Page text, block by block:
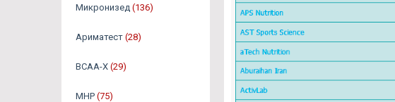
Микронизед (136)
Ариматест (28)
BCAA-X (29)
MHP (75)